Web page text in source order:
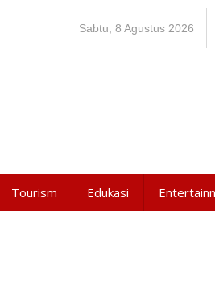
Sabtu, 8 Agustus 2026
Tourism Edukasi